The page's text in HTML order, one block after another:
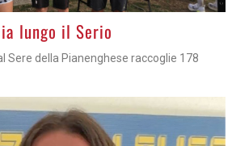
lungo il Serio
Sere della Pianenghese raccoglie 178